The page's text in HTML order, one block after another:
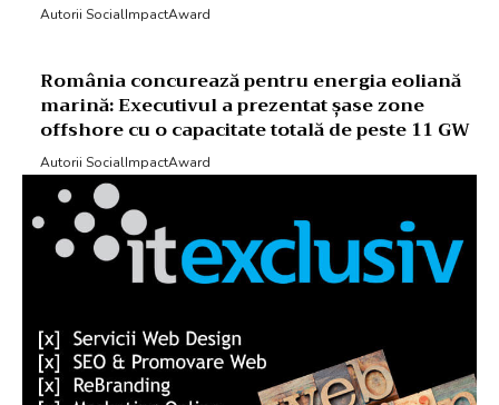
Autorii SocialImpactAward
România concurează pentru energia eoliană
marină: Executivul a prezentat șase zone
offshore cu o capacitate totală de peste 11 GW
Autorii SocialImpactAward